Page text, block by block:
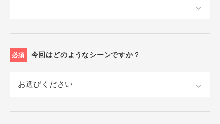
必須 今回はどのようなシーンですか？